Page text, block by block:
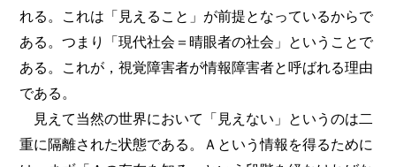
れる。これは「見えること」が前提となっているからで
ある。つまり「現代社会＝晴眼者の社会」ということで
ある。これが，視覚障害者が情報障害者と呼ばれる理由
である。
見えて当然の世界において「見えない」というのは二
重に隔離された状態である。Ａという情報を得るために